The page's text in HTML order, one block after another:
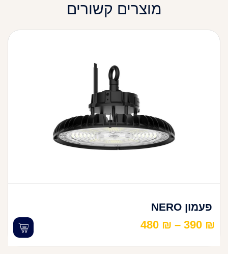
מוצרים קשורים
פעמון NERO
390 ₪
–
480 ₪